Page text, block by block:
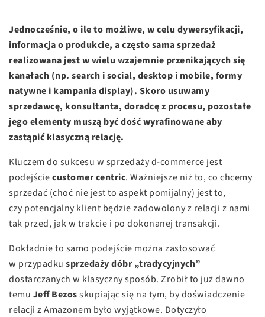
Jednocześnie, o ile to możliwe, w celu dywersyfikacji,
informacja o produkcie, a często sama sprzedaż
realizowana jest w wielu wzajemnie przenikających się
kanałach (np. search i social, desktop i mobile, formy
natywne i kampania display). Skoro usuwamy
sprzedawcę, konsultanta, doradcę z procesu, pozostałe
jego elementy muszą być dość wyrafinowane aby
zastąpić klasyczną relację.
Kluczem do sukcesu w sprzedaży d-commerce jest
podejściecustomer centric. Ważniejsze niż to, co chcemy
sprzedać (choć nie jest to aspekt pomijalny) jest to,
czy potencjalny klient będzie zadowolony z relacji z nami
tak przed, jak w trakcie i po dokonanej transakcji.
Dokładnie to samo podejście można zastosować
w przypadku sprzedaży dóbr „tradycyjnych”
dostarczanych w klasyczny sposób. Zrobił to już dawno
temu Jeff Bezosskupiając się na tym, by doświadczenie
relacji z Amazonem było wyjątkowe. Dotyczyło